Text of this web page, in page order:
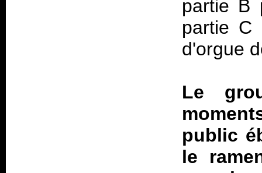
partie B
partie C
d'orgue
Le
public
le